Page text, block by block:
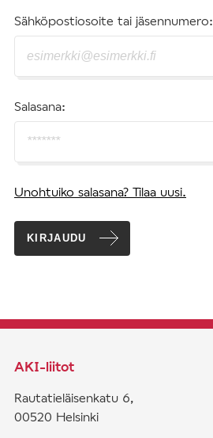
Sähköpostiosoite tai jäsennumero:
Salasana:
Unohtuiko salasana? Tilaa uusi.
KIRJAUDU
AKI-liitot
Rautatieläisenkatu 6,
00520 Helsinki